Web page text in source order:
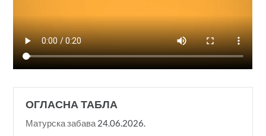
ОГЛАСНА ТАБЛА
Матурска забава 24.06.2026.